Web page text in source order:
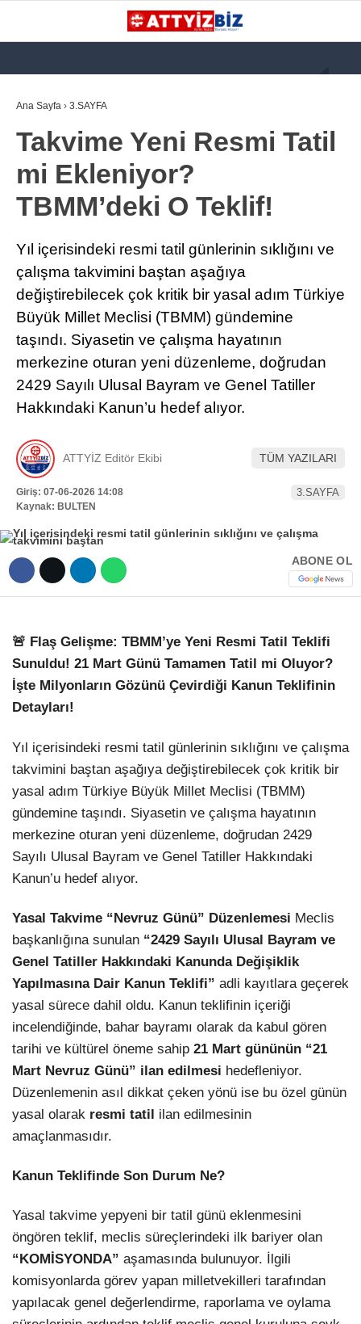
WhatsApp İhbar
Hattı
Facebook
Instagram
Dribbble
KATEGORİLER
GÜNDEM
112 ACİL
PARAMEDİK (AABT)
STK
İLANLAR
TERCİH ROBOTU
Ana Sayfa › 3.SAYFA
Takvime Yeni Resmi Tatil
mi Ekleniyor?
TBMM’deki O Teklif!
Yıl içerisindeki resmi tatil günlerinin sıklığını ve
çalışma takvimini baştan aşağıya
değiştirebilecek çok kritik bir yasal adım Türkiye
Büyük Millet Meclisi (TBMM) gündemine
taşındı. Siyasetin ve çalışma hayatının
merkezine oturan yeni düzenleme, doğrudan
2429 Sayılı Ulusal Bayram ve Genel Tatiller
Hakkındaki Kanun’u hedef alıyor.
ATTYİZ Editör Ekibi TÜM YAZILARI
Giriş: 07-06-2026 14:08
Kaynak: BULTEN
3.SAYFA
ABONE OL
🚨 Flaş Gelişme: TBMM’ye Yeni Resmi Tatil Teklifi
Sunuldu! 21 Mart Günü Tamamen Tatil mi Oluyor?
İşte Milyonların Gözünü Çevirdiği Kanun Teklifinin
Detayları!
Yıl içerisindeki resmi tatil günlerinin sıklığını ve çalışma
takvimini baştan aşağıya değiştirebilecek çok kritik bir
yasal adım Türkiye Büyük Millet Meclisi (TBMM)
gündemine taşındı. Siyasetin ve çalışma hayatının
merkezine oturan yeni düzenleme, doğrudan 2429
Sayılı Ulusal Bayram ve Genel Tatiller Hakkındaki
Kanun’u hedef alıyor.
Yasal Takvime “Nevruz Günü” Düzenlemesi Meclis
başkanlığına sunulan “2429 Sayılı Ulusal Bayram ve
Genel Tatiller Hakkındaki Kanunda Değişiklik
Yapılmasına Dair Kanun Teklifi” adli kayıtlara geçerek
yasal sürece dahil oldu. Kanun teklifinin içeriği
incelendiğinde, bahar bayramı olarak da kabul gören
tarihi ve kültürel öneme sahip 21 Mart gününün “21
Mart Nevruz Günü” ilan edilmesi hedefleniyor.
Düzenlemenin asıl dikkat çeken yönü ise bu özel günün
yasal olarak resmi tatil ilan edilmesinin
amaçlanmasıdır.
Kanun Teklifinde Son Durum Ne?
Yasal takvime yepyeni bir tatil günü eklenmesini
öngören teklif, meclis süreçlerindeki ilk bariyer olan
“KOMİSYONDA” aşamasında bulunuyor. İlgili
komisyonlarda görev yapan milletvekilleri tarafından
yapılacak genel değerlendirme, raporlama ve oylama